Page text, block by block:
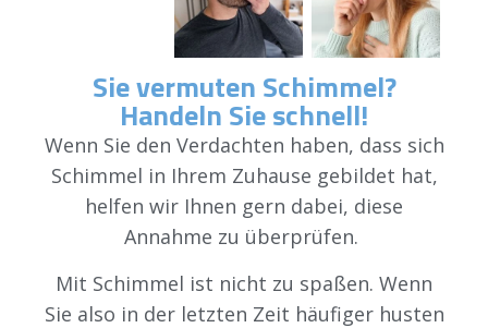
Sie vermuten Schimmel?
Handeln Sie schnell!
Wenn Sie den Verdachten haben, dass sich
Schimmel in Ihrem Zuhause gebildet hat,
helfen wir Ihnen gern dabei, diese
Annahme zu überprüfen.
Mit Schimmel ist nicht zu spaßen. Wenn
Sie also in der letzten Zeit häufiger husten